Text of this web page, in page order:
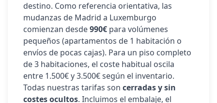
destino. Como referencia orientativa, las
mudanzas de Madrid a Luxemburgo
comienzan desde990€ para volúmenes
pequeños (apartamentos de 1 habitación o
envíos de pocas cajas). Para un piso completo
de 3 habitaciones, el coste habitual oscila
entre 1.500€ y 3.500€ según el inventario.
Todas nuestras tarifas son cerradas y sin
costes ocultos. Incluimos el embalaje, el